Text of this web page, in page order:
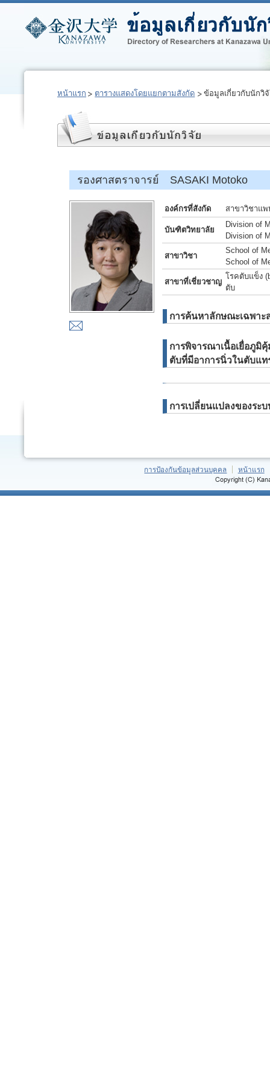
หน้าแรก ตารางแสดงโดยแยกตามสังกัด ข้อมูลเกี่ยวกับนักวิ
รองศาสตราจารย์ SASAKI Motoko
องค์กรที่สังกัด สาขาวิชาแ
บันฑิตวิทยาลัย
Division of
Division of
สาขาวิชา
School of
School of
สาขาที่เชี่ยวชาญ
โรคตับแข็ง
ตับ
การค้นหาลักษณะเฉพาะ
การพิจารณาเนื้อเยื่อภูมิ
ตับที่มีอาการนิ่วในตับแท
การเปลี่ยนแปลงของระ
การป้องกันข้อมูลส่วนบุคคล หน้าแรก